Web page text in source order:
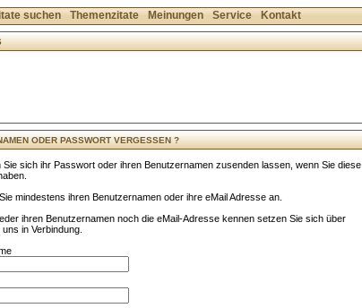
suchen Themenzitate Meinungen Service Kontakt
ODER PASSWORT VERGESSEN ?
Sie sich ihr Passwort oder ihren Benutzernamen zusenden lassen, wenn Sie diese
mindestens ihren Benutzernamen oder ihre eMail Adresse an.
ihren Benutzernamen noch die eMail-Adresse kennen setzen Sie sich über
in Verbindung.